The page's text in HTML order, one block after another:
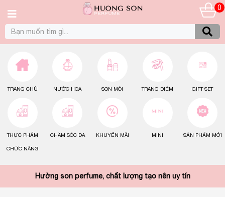
0
TRANG CHỦ NƯỚC HOA SON MÔI TRANG ĐIỂM GIFT SET
THỰC PHẨM
CHỨC NĂNG
CHĂM SÓC DA KHUYẾN MÃI MINI SẢN PHẨM MỚI
Hường son perfume, chất lượng tạo nên uy tín